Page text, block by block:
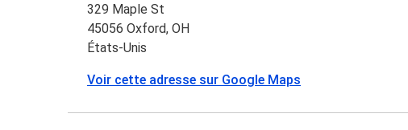
329 Maple St
45056 Oxford, OH
États-Unis
Voir cette adresse sur Google Maps